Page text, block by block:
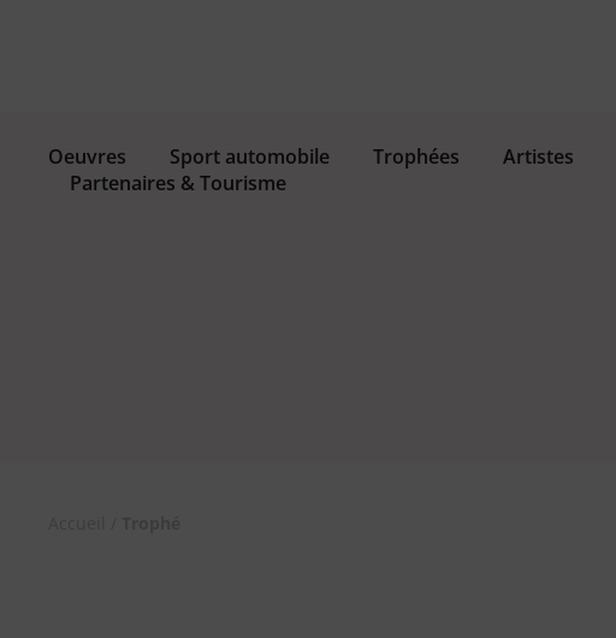
Oeuvres Sport automobile Trophées Artistes
Partenaires & Tourisme